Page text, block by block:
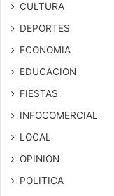
CULTURA
DEPORTES
ECONOMIA
EDUCACION
FIESTAS
INFOCOMERCIAL
LOCAL
OPINION
POLITICA